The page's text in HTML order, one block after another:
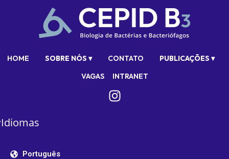
HOME SOBRE NÓS ▾ CONTATO
PUBLICAÇÕES ▾
VAGAS
INTRANET
Idiomas
Português